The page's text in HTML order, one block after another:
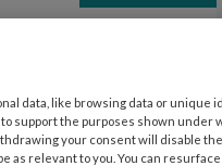
data, like browsing data or unique
support the purposes shown under
your consent will disable
as relevant to you. You can